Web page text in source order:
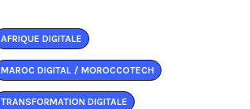
AFRIQUE DIGITALE
MAROC DIGITAL / MOROCCOTECH
TRANSFORMATION DIGITALE